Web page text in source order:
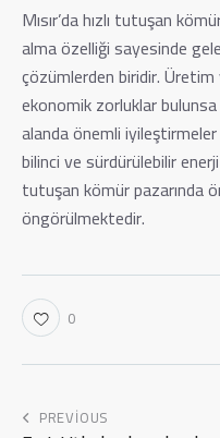
Mısır’da hızlı tutuşan
alma özelliği sayesinde
çözümlerden biridir. Üretim
ekonomik zorluklar
alanda önemli
bilinci ve sürdürülebilir enerji
tutuşan kömür pazarında
öngörülmektedir.
0
PREVIOUS